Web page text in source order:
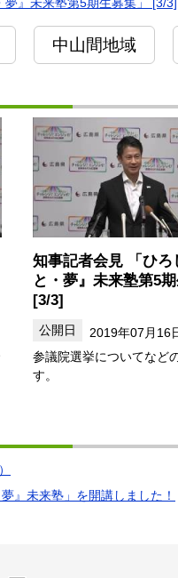
』未来塾第5期生募集」 [3/3]
中山間地域
知事記者会見 「ひろ
と・夢』未来塾第5期
[3/3]
2019年07月16
参議院選挙についてなど
す。
』未来塾」を開講しました！